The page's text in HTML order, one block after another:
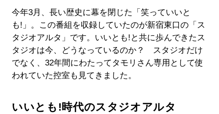
今年3月、長い歴史に幕を閉じた「笑っていいと
も!」。この番組を収録していたのが新宿東口の「ス
タジオアルタ」です。いいとも!と共に歩んできたス
タジオは今、どうなっているのか？ スタジオだけ
でなく、32年間にわたってタモリさん専用として使
われていた控室も見てきました。
いいとも!時代のスタジオアルタ